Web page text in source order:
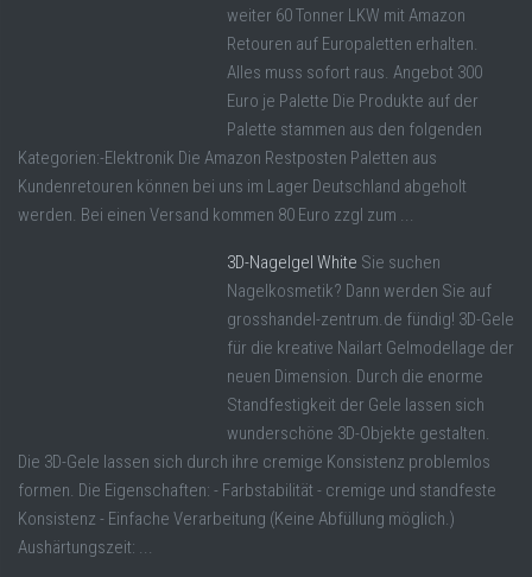
weiter 60 Tonner LKW mit Amazon
Retouren auf Europaletten erhalten.
Alles muss sofort raus. Angebot 300
Euro je Palette Die Produkte auf der
Palette stammen aus den folgenden
Kategorien:-Elektronik Die Amazon Restposten Paletten aus
Kundenretouren können bei uns im Lager Deutschland abgeholt
werden. Bei einen Versand kommen 80 Euro zzgl zum ...
3D-Nagelgel White Sie suchen
Nagelkosmetik? Dann werden Sie auf
grosshandel-zentrum.de fündig! 3D-Gele
für die kreative Nailart Gelmodellage der
neuen Dimension. Durch die enorme
Standfestigkeit der Gele lassen sich
wunderschöne 3D-Objekte gestalten.
Die 3D-Gele lassen sich durch ihre cremige Konsistenz problemlos
formen. Die Eigenschaften: - Farbstabilität - cremige und standfeste
Konsistenz - Einfache Verarbeitung (Keine Abfüllung möglich.)
Aushärtungszeit: ...